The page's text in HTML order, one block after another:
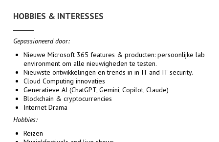
HOBBIES & INTERESSES
Gepassioneerd door:
Nieuwe Microsoft 365 features & producten: persoonlijke lab
environment om alle nieuwigheden te testen.
Nieuwste ontwikkelingen en trends in in IT and IT security.
Cloud Computing innovaties
Generatieve AI (ChatGPT, Gemini, Copilot, Claude)
Blockchain & cryptocurrencies
Internet Drama
Hobbies:
Reizen